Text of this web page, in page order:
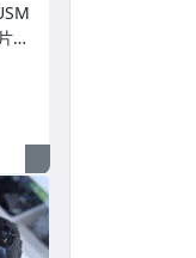
完